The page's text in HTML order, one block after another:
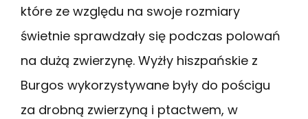
które ze względu na swoje rozmiary
świetnie sprawdzały się podczas polowań
na dużą zwierzynę. Wyżły hiszpańskie z
Burgos wykorzystywane były do pościgu
za drobną zwierzyną i ptactwem, w